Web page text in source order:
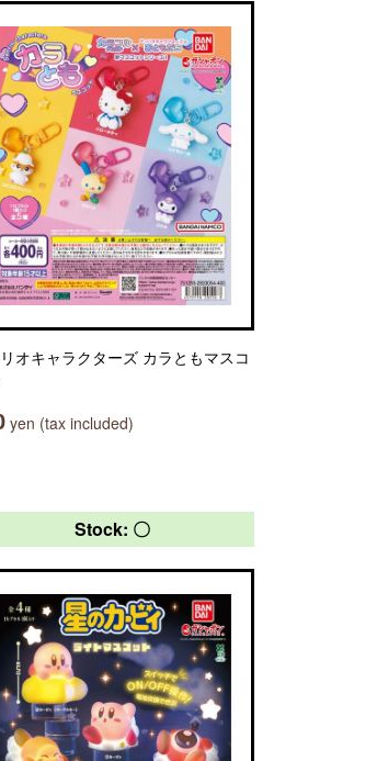
オキャラクターズ カラともマスコ
yen (tax included)
Stock: 〇